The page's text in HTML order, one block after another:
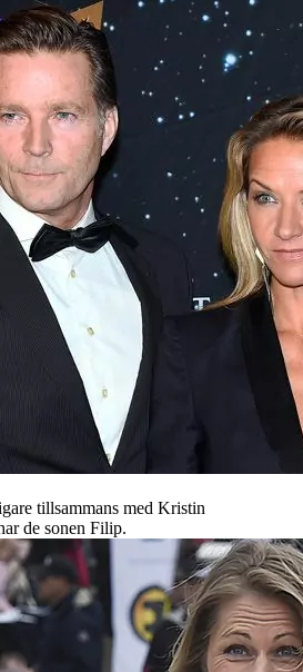
tillsammans med Kristin
de sonen Filip.